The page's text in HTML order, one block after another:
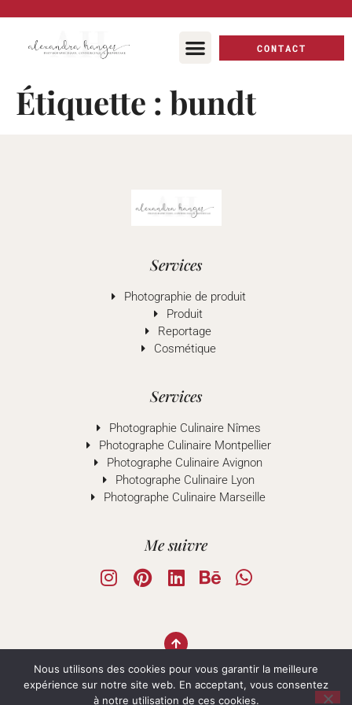
principal
CONTACT
Étiquette : bundt
Services
Photographie de produit
Produit
Reportage
Cosmétique
Services
Photographie Culinaire Nîmes
Photographe Culinaire Montpellier
Photographe Culinaire Avignon
Photographe Culinaire Lyon
Photographe Culinaire Marseille
Me suivre
Nous utilisons des cookies pour vous garantir la meilleure
expérience sur notre site web. En acceptant, vous consentez
à notre utilisation de ces cookies.